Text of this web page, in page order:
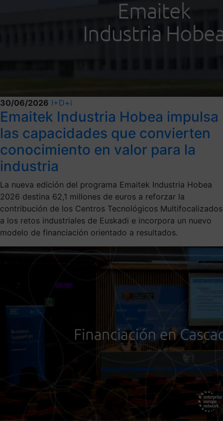
30/06/2026 I+D+i
Emaitek Industria Hobea impulsa
las capacidades que convierten
conocimiento en valor para la
industria
La nueva edición del programa Emaitek Industria Hobea
2026 destina 62,1 millones de euros a reforzar la
contribución de los Centros Tecnológicos Multifocalizados
a los retos industriales de Euskadi e incorpora un nuevo
modelo de financiación orientado a resultados.